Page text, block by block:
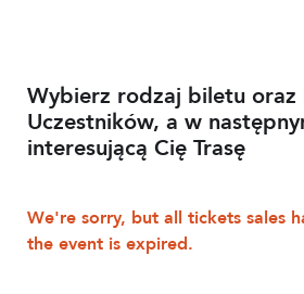
Wybierz rodzaj biletu oraz
Uczestników, a w
interesującą Cię Trasę
We're sorry, but all tickets sales
the event is expired.